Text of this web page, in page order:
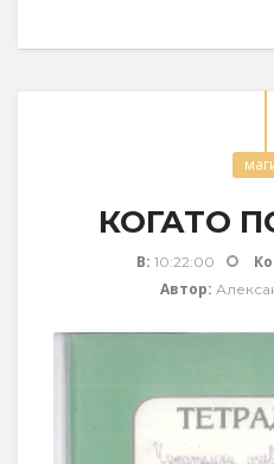
КОГАТО
В: 10:22:00
Автор: